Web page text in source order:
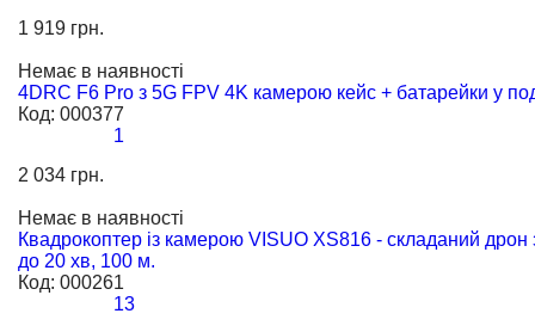
1 919 грн.
Немає в наявності
4DRC F6 Pro з 5G FPV 4K камерою кейс + батарейки у
Код: 000377
1
2 034 грн.
Немає в наявності
Квадрокоптер із камерою VISUO XS816 - складаний
до 20 хв, 100 м.
Код: 000261
13